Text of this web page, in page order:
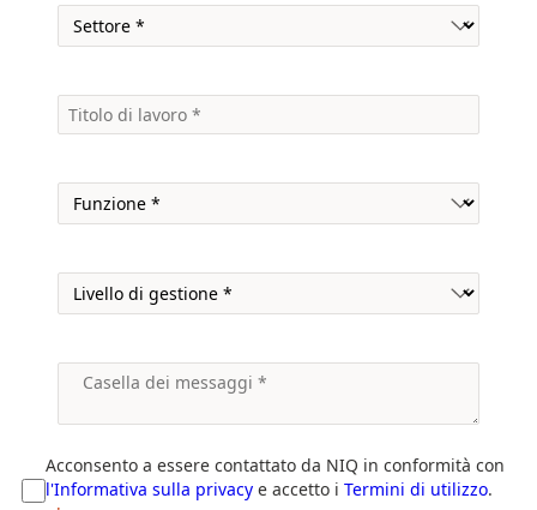
Acconsento a essere contattato da NIQ in conformità con
l'Informativa sulla privacy e accetto i Termini di utilizzo.